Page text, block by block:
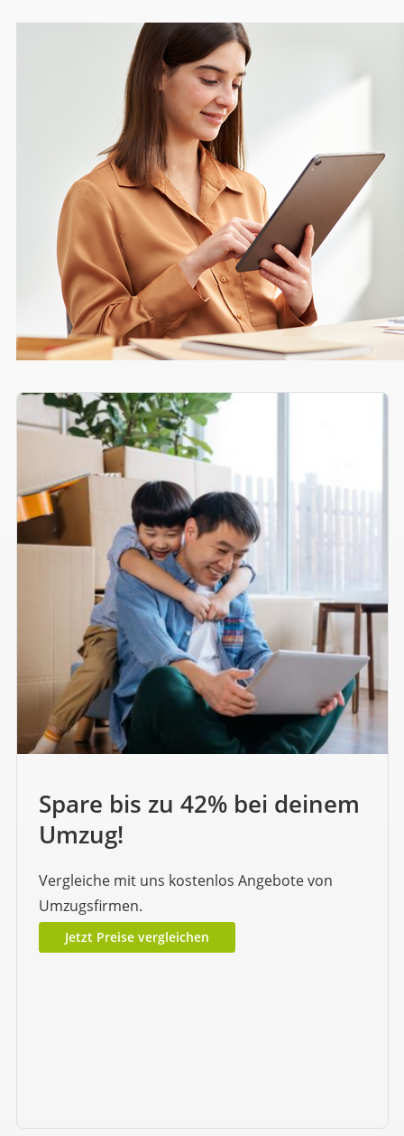
Spare bis zu 42% bei deinem
Umzug!
Vergleiche mit uns kostenlos Angebote von
Umzugsfirmen.
Jetzt Preise vergleichen